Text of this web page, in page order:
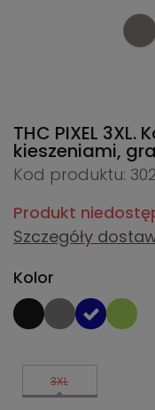
THC PIXEL
kieszeniami,
Kod produktu:
Produkt
Szczegóły
Kolor
3XL